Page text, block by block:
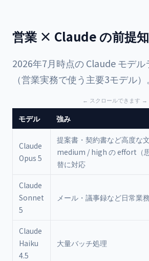
営業 × Claude の前提
2026年7月時点の Claude モデ
（営業実務で使う主要3モデル）。
モデル 強み
Claude
Opus 5
提案書・契約書など高度な
medium / high の effort（
替に対応
Claude
Sonnet
5
メール・議事録など日常業務
Claude
Haiku
4.5
大量バッチ処理